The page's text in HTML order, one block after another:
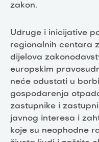
zakon.
Udruge i inicijative
regionalnih centara
dijelova
europskim
neće odustati u
gospodarenja
zastupnike i
javnog interesa i
koje su neophodne